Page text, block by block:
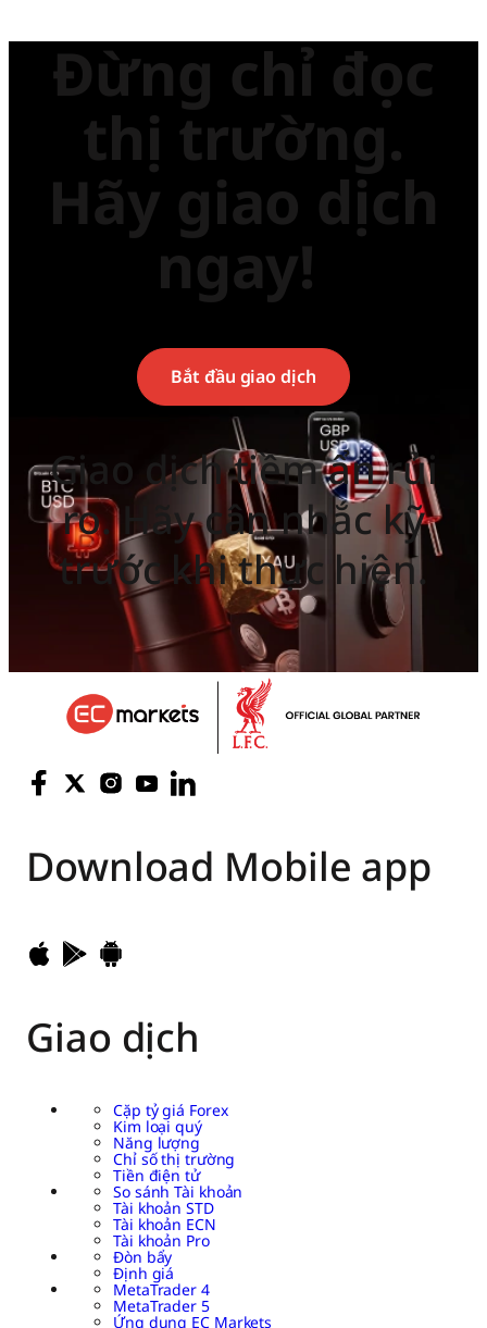
Đừng chỉ đọc
thị trường.
Hãy giao dịch
ngay!
Bắt đầu giao dịch
Giao dịch tiềm ẩn rủi
ro. Hãy cân nhắc kỹ
trước khi thực hiện.
Download Mobile app
Giao dịch
Cặp tỷ giá Forex
Kim loại quý
Năng lượng
Chỉ số thị trường
Tiền điện tử
So sánh Tài khoản
Tài khoản STD
Tài khoản ECN
Tài khoản Pro
Đòn bẩy
Định giá
MetaTrader 4
MetaTrader 5
Ứng dụng EC Markets